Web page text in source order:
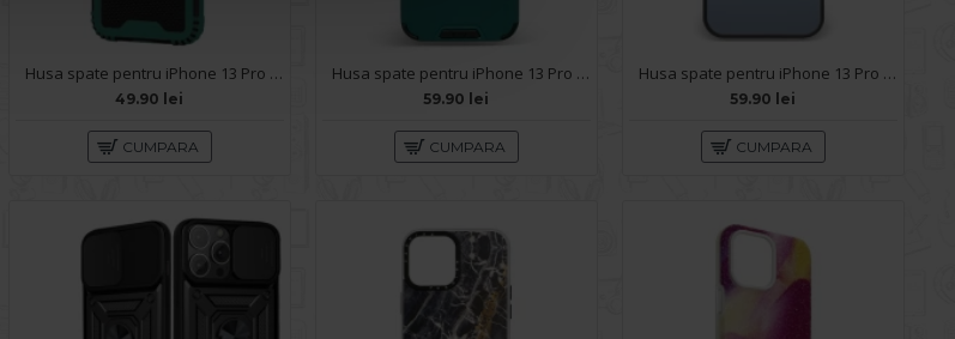
Husa spate pentru iPhone 13 Pro Max - Zip Case Verde
49.90 lei
CUMPARA
Husa spate pentru iPhone 13 Pro Max - Mantis Case Verde Crud / Negru
59.90 lei
CUMPARA
Husa spate pentru iPhone 13 Pro Max - Leaf Case Negru
59.90 lei
CUMPARA